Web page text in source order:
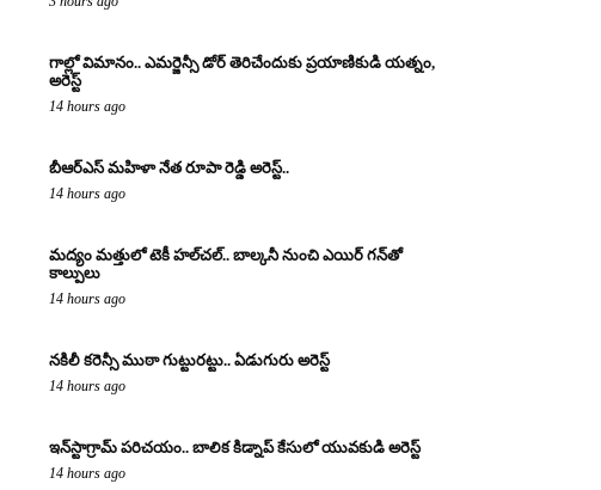
గాల్లో విమానం.. ఎమర్జెన్సీ డోర్ తెరిచేందుకు ప్రయాణికుడి యత్నం,
అరెస్ట్
14 hours ago
బీఆర్ఎస్ మహిళా నేత రూపా రెడ్డి అరెస్ట్..
14 hours ago
మద్యం మత్తులో టెకీ హల్‌చల్.. బాల్కనీ నుంచి ఎయిర్ గన్‌తో
కాల్పులు
14 hours ago
నకిలీ కరెన్సీ ముఠా గుట్టురట్టు.. ఏడుగురు అరెస్ట్
14 hours ago
ఇన్‌స్టాగ్రామ్ పరిచయం.. బాలిక కిడ్నాప్ కేసులో యువకుడి అరెస్ట్
14 hours ago